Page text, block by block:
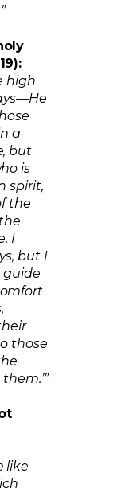
high
a
but
is
spirit,
the
I
but I
guide
those
like